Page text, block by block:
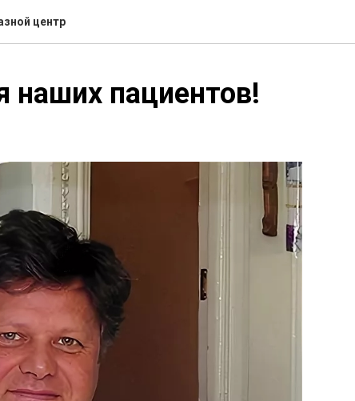
центр
наших пациентов!